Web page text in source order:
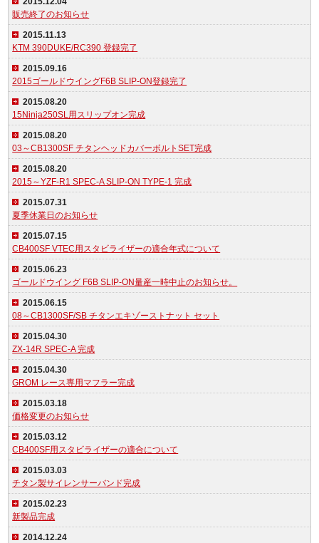
販売終了のお知らせ
2015.11.13
KTM 390DUKE/RC390 登録完了
2015.09.16
2015ゴールドウイングF6B SLIP-ON登録完了
2015.08.20
15Ninja250SL用スリップオン完成
2015.08.20
03～CB1300SF チタンヘッドカバーボルトSET完成
2015.08.20
2015～YZF-R1 SPEC-A SLIP-ON TYPE-1 完成
2015.07.31
夏季休業日のお知らせ
2015.07.15
CB400SF VTEC用スタビライザーの適合年式について
2015.06.23
ゴールドウイング F6B SLIP-ON量産一時中止のお知らせ。
2015.06.15
08～CB1300SF/SB チタンエキゾーストナット セット
2015.04.30
ZX-14R SPEC-A 完成
2015.04.30
GROM レース専用マフラー完成
2015.03.18
価格変更のお知らせ
2015.03.12
CB400SF用スタビライザーの適合について
2015.03.03
チタン製サイレンサーバンド完成
2015.02.23
新製品完成
2014.12.24